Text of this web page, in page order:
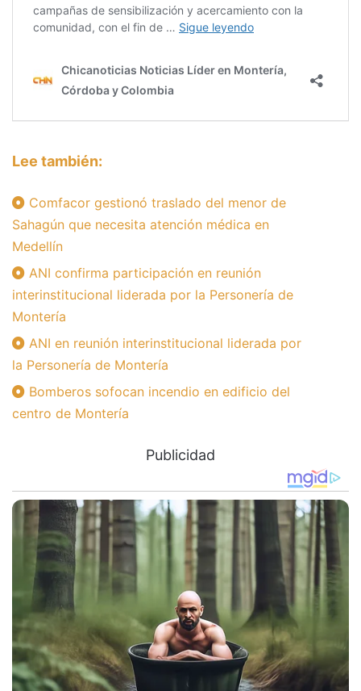
Lee también:
Comfacor gestionó traslado del menor de
Sahagún que necesita atención médica en
Medellín
ANI confirma participación en reunión
interinstitucional liderada por la Personería de
Montería
ANI en reunión interinstitucional liderada por
la Personería de Montería
Bomberos sofocan incendio en edificio del
centro de Montería
Publicidad